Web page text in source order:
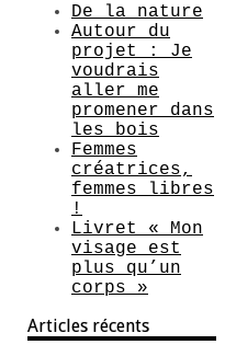
De la nature
Autour du
projet : Je
voudrais
aller me
promener dans
les bois
Femmes
créatrices,
femmes libres
!
Livret « Mon
visage est
plus qu’un
corps »
Articles récents